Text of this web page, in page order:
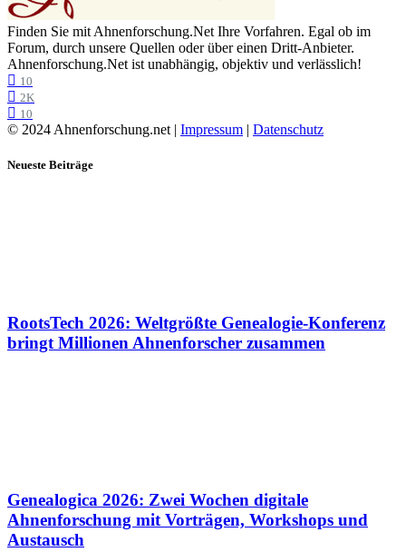
Finden Sie mit Ahnenforschung.Net Ihre Vorfahren. Egal ob im
Forum, durch unsere Quellen oder über einen Dritt-Anbieter.
Ahnenforschung.Net ist unabhängig, objektiv und verlässlich!
10
2K
10
© 2024 Ahnenforschung.net | Impressum | Datenschutz
Neueste Beiträge
RootsTech 2026: Weltgrößte Genealogie-Konferenz
bringt Millionen Ahnenforscher zusammen
Genealogica 2026: Zwei Wochen digitale
Ahnenforschung mit Vorträgen, Workshops und
Austausch